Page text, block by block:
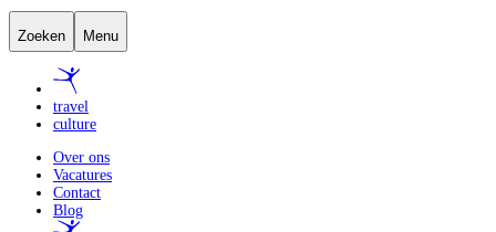
Zoeken Menu
travel
culture
Over ons
Vacatures
Contact
Blog